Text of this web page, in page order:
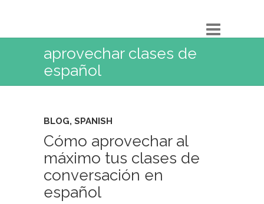
aprovechar clases de
español
BLOG, SPANISH
Cómo aprovechar al
máximo tus clases de
conversación en
español